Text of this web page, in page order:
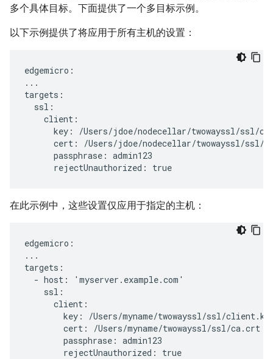
多个具体目标。下面提供了一个多目标示例。
以下示例提供了将应用于所有主机的设置：
edgemicro:
...
targets:
  ssl:
    client:
key: /Users/jdoe/nodecellar/twowayssl/ssl/
cert: /Users/jdoe/nodecellar/twowayssl/ssl/
      passphrase: admin123
      rejectUnauthorized: true
在此示例中，这些设置仅应用于指定的主机：
edgemicro:
...
targets:
  - host: 'myserver.example.com'
    ssl:
      client:
key: /Users/myname/twowayssl/ssl/
        cert: /Users/myname/twowayssl/ssl/ca.crt
        passphrase: admin123
        rejectUnauthorized: true